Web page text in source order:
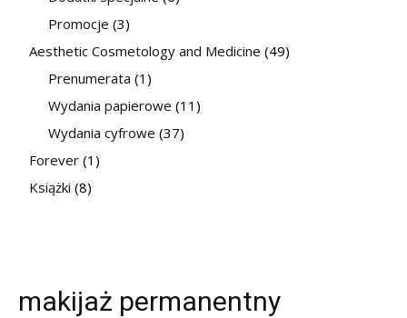
Promocje (3)
Aesthetic Cosmetology and Medicine (49)
Prenumerata (1)
Wydania papierowe (11)
Wydania cyfrowe (37)
Forever (1)
Książki (8)
makijaż permanentny